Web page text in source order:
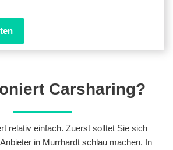
Carsharing?
relativ einfach. Zuerst solltet Sie sich
in Murrhardt schlau machen. In